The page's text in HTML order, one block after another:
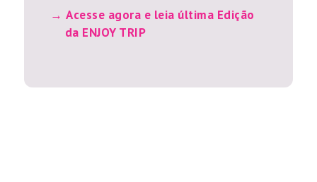
Acesse agora e leia última Edição
da ENJOY TRIP